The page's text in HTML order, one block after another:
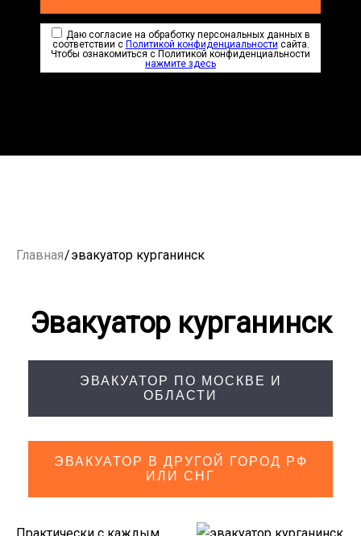
Даю согласие на обработку персональных данных в
соответствии с Политикой конфиденциальности сайта.
Чтобы ознакомиться с Политикой конфиденциальности
нажмите здесь
Главная/эвакуатор курганинск
Эвакуатор курганинск
ЭВАКУАТОР ПО МОСКВЕ И
ОБЛАСТИ
ЭВАКУАТОР В ДРУГОЙ ГОРОД РФ
ИЛИ СНГ